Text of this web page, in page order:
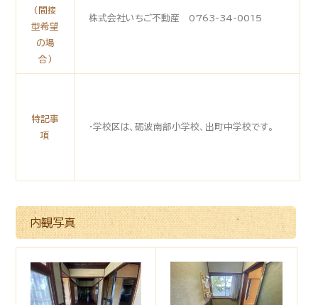
(間接
型希望
の場
合)
株式会社いちご不動産 0763-34-0015
特記事
項
・学校区は、砺波南部小学校、出町中学校です。
内観写真